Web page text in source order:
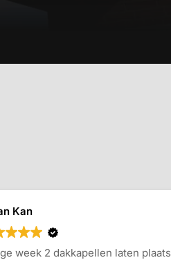
Kan
week 2 dakkapellen laten